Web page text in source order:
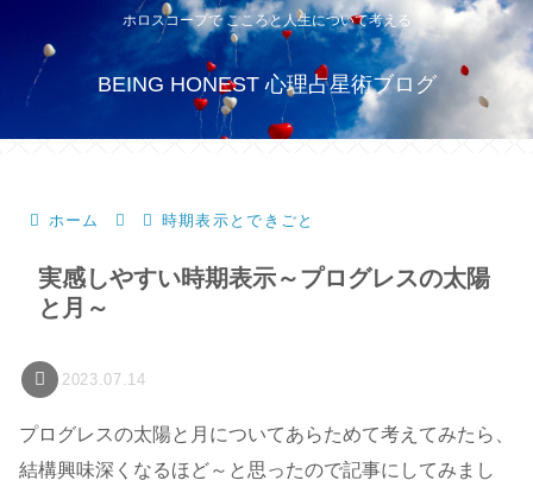
ホロスコープで こころと人生について考える
BEING HONEST 心理占星術ブログ
ホーム 時期表示とできごと
実感しやすい時期表示～プログレスの太陽
と月～
2023.07.14
プログレスの太陽と月についてあらためて考えてみたら、
結構興味深くなるほど～と思ったので記事にしてみまし